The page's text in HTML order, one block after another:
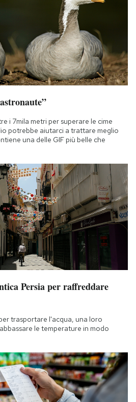
i 7mila metri per superare le cime
potrebbe aiutarci a trattare meglio
una delle GIF più belle che
Persia per raffreddare
trasportare l'acqua, una loro
le temperature in modo